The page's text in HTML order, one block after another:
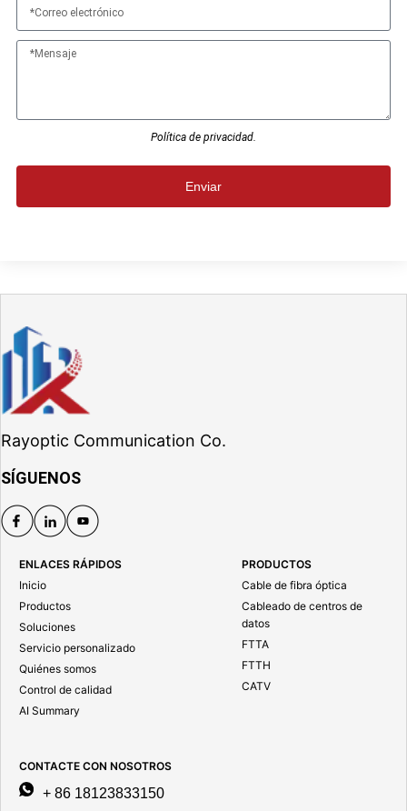
Política de privacidad.
Enviar
Rayoptic Communication Co.
SÍGUENOS
ENLACES RÁPIDOS
Inicio
Productos
Soluciones
Servicio personalizado
Quiénes somos
Control de calidad
AI Summary
PRODUCTOS
Cable de fibra óptica
Cableado de centros de
datos
FTTA
FTTH
CATV
CONTACTE CON NOSOTROS
+ 86 18123833150